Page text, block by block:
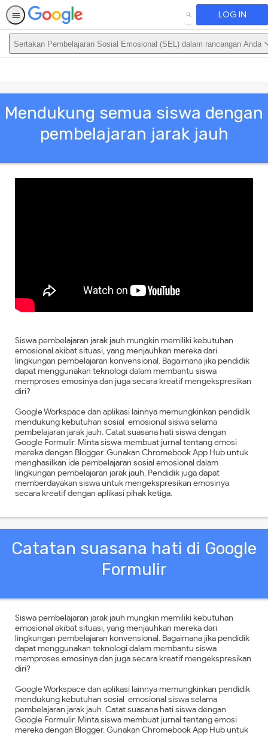
SEARCH LOG IN
Sertakan Pembelajaran Sosial Emosional (SEL) dalam rancangan Anda
This activity is also available in English.
Mendukung semua siswa dengan
pembelajaran jarak jauh
Siswa pembelajaran jarak jauh mungkin memiliki kebutuhan
emosional akibat situasi, yang menjauhkan mereka dari
lingkungan pembelajaran konvensional. Bagaimana jika pendidik
dapat menggunakan teknologi dalam membantu siswa
memproses emosinya dan juga secara kreatif mengekspresikan
diri?
Google Workspace dan aplikasi lainnya memungkinkan pendidik
mendukung kebutuhan sosial emosional siswa selama
pembelajaran jarak jauh. Catat suasana hati siswa dengan
Google Formulir. Minta siswa membuat jurnal tentang emosi
mereka dengan Blogger. Gunakan Chromebook App Hub untuk
menghasilkan ide pembelajaran sosial emosional dalam
lingkungan pembelajaran jarak jauh. Pendidik juga dapat
memberdayakan siswa untuk mengekspresikan emosinya
secara kreatif dengan aplikasi pihak ketiga.
Catatan suasana hati di Google
Formulir
Siswa pembelajaran jarak jauh mungkin memiliki kebutuhan
emosional akibat situasi, yang menjauhkan mereka dari
lingkungan pembelajaran konvensional. Bagaimana jika pendidik
dapat menggunakan teknologi dalam membantu siswa
memproses emosinya dan juga secara kreatif mengekspresikan
diri?
Google Workspace dan aplikasi lainnya memungkinkan pendidik
mendukung kebutuhan sosial emosional siswa selama
pembelajaran jarak jauh. Catat suasana hati siswa dengan
Google Formulir. Minta siswa membuat jurnal tentang emosi
mereka dengan Blogger. Gunakan Chromebook App Hub untuk